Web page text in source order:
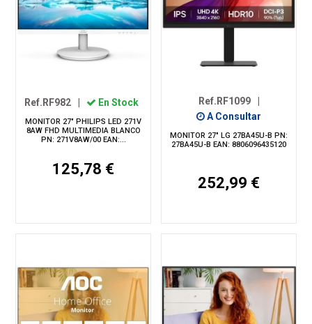
Ref.RF982 En Stock
MONITOR 27" PHILIPS LED 271V
8AW FHD MULTIMEDIA BLANCO
PN: 271V8AW/00 EAN:...
125,78 €
Ref.RF1099
A Consultar
MONITOR 27" LG 27BA45U-B PN:
27BA45U-B EAN: 8806096435120
252,99 €